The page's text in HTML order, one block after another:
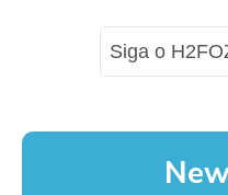
Siga o